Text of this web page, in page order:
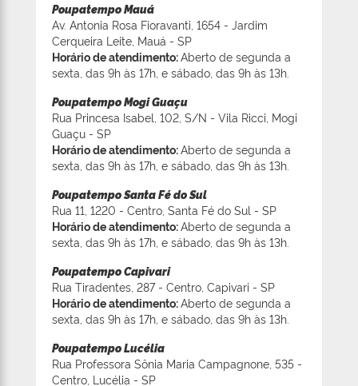
Poupatempo Mauá
Av. Antonia Rosa Fioravanti, 1654 - Jardim
Cerqueira Leite, Mauá - SP
Horário de atendimento:Aberto de segunda a
sexta, das 9h às 17h, e sábado, das 9h às 13h.
Poupatempo Mogi Guaçu
Rua Princesa Isabel, 102, S/N - Vila Ricci, Mogi
Guaçu - SP
Horário de atendimento:Aberto de segunda a
sexta, das 9h às 17h, e sábado, das 9h às 13h.
Poupatempo Santa Fé do Sul
Rua 11, 1220 - Centro, Santa Fé do Sul - SP
Horário de atendimento:Aberto de segunda a
sexta, das 9h às 17h, e sábado, das 9h às 13h.
Poupatempo Capivari
Rua Tiradentes, 287 - Centro, Capivari - SP
Horário de atendimento:Aberto de segunda a
sexta, das 9h às 17h, e sábado, das 9h às 13h.
Poupatempo Lucélia
Rua Professora Sônia Maria Campagnone, 535 -
Centro, Lucélia - SP